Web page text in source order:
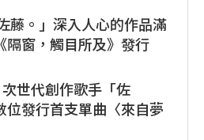
藤。」深入人心的作品滿
隔窗，觸目所及》發行
世代創作歌手「佐
位發行首支單曲〈來自夢